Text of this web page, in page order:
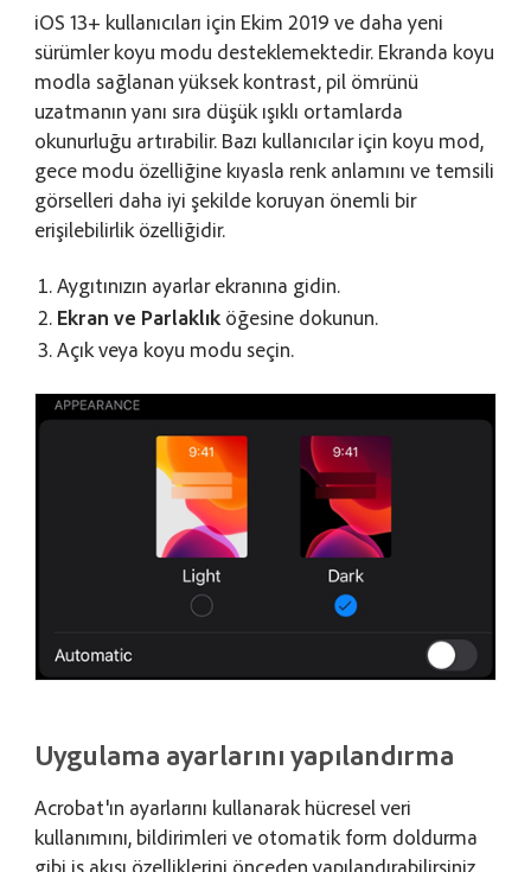
iOS 13+ kullanıcıları için Ekim 2019 ve daha yeni
sürümler koyu modu desteklemektedir. Ekranda koyu
modla sağlanan yüksek kontrast, pil ömrünü
uzatmanın yanı sıra düşük ışıklı ortamlarda
okunurluğu artırabilir. Bazı kullanıcılar için koyu mod,
gece modu özelliğine kıyasla renk anlamını ve temsili
görselleri daha iyi şekilde koruyan önemli bir
erişilebilirlik özelliğidir.
Aygıtınızın ayarlar ekranına gidin.
Ekran ve Parlaklık öğesine dokunun.
Açık veya koyu modu seçin.
Uygulama ayarlarını yapılandırma
Acrobat'ın ayarlarını kullanarak hücresel veri
kullanımını, bildirimleri ve otomatik form doldurma
gibi iş akışı özelliklerini önceden yapılandırabilirsiniz.